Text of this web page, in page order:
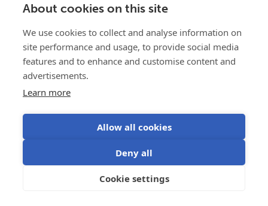
About cookies on this site
We use cookies to collect and analyse information on
site performance and usage, to provide social media
features and to enhance and customise content and
advertisements.
Learn more
Allow all cookies
Deny all
Cookie settings
Ontdek
Ontdek ons ecosysteem
Aan de slag
Victron Energy
Afmetingen behuizing
Certificaten